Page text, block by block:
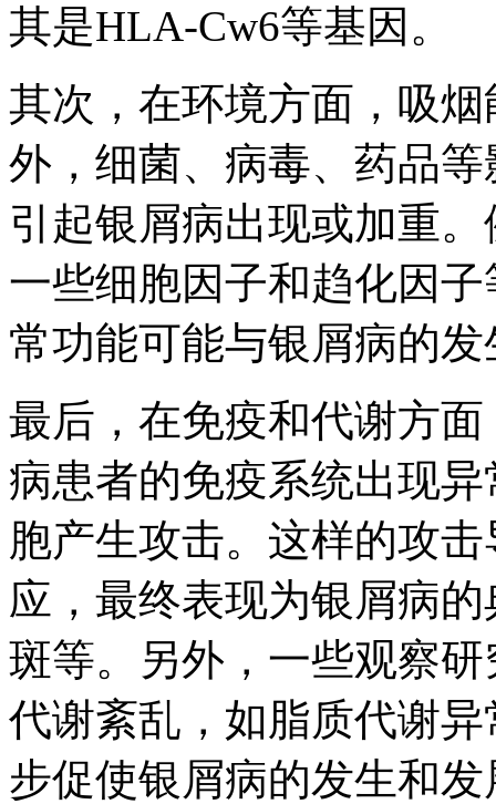
其是HLA-Cw6等基因。
其次，在环境方面，吸
外，细菌、病毒、药品
引起银屑病出现或加重
一些细胞因子和趋化因
常功能可能与银屑病的
最后，在免疫和代谢方面
病患者的免疫系统出现
胞产生攻击。这样的攻
应，最终表现为银屑病
斑等。另外，一些观察
代谢紊乱，如脂质代谢
步促使银屑病的发生和发